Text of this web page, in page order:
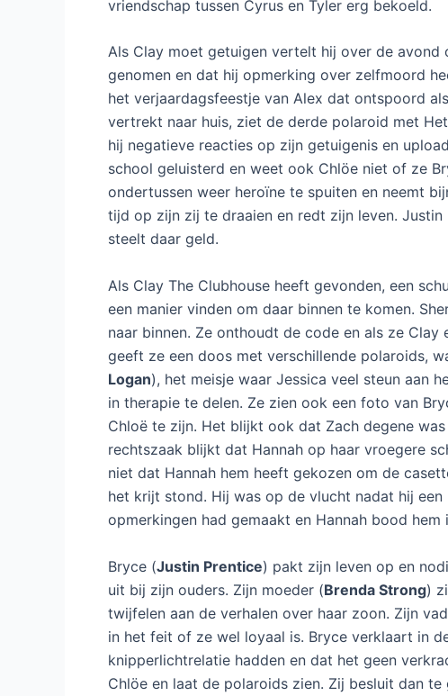
vriendschap tussen Cyrus en Tyler erg bekoeld.
Als Clay moet getuigen vertelt hij over de avond
genomen en dat hij opmerking over zelfmoord
het verjaardagsfeestje van Alex dat ontspoord
vertrekt naar huis, ziet de derde polaroid met
hij negatieve reacties op zijn getuigenis en
school geluisterd en weet ook Chlöe niet of ze
ondertussen weer heroïne te spuiten en neemt
tijd op zijn zij te draaien en redt zijn leven.
steelt daar geld.
Als Clay The Clubhouse heeft gevonden, een
een manier vinden om daar binnen te komen.
naar binnen. Ze onthoudt de code en als ze
geeft ze een doos met verschillende polaroids,
Logan), het meisje waar Jessica veel steun aan
in therapie te delen. Ze zien ook een foto van
Chloë te zijn. Het blijkt ook dat Zach degene
rechtszaak blijkt dat Hannah op haar vroegere
niet dat Hannah hem heeft gekozen om de
het krijt stond. Hij was op de vlucht nadat hij
opmerkingen had gemaakt en Hannah bood
Bryce (Justin Prentice) pakt zijn leven op en
uit bij zijn ouders. Zijn moeder (Brenda Strong)
twijfelen aan de verhalen over haar zoon. Zijn
in het feit of ze wel loyaal is. Bryce verklaart in
knipperlichtrelatie hadden en dat het geen
Chlöe en laat de polaroids zien. Zij besluit dan